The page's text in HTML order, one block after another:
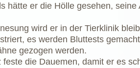
hätte er die Hölle gesehen, seine
wird er in der Tierklinik
es werden Bluttests
gezogen werden.
feste die Dauemen, damit er es